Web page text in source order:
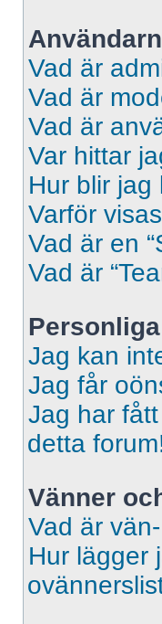
Vad är
Vad är
Vad är
Var hittar
Hur blir
Varför
Vad är en
Vad är
Jag kan
Jag får
Jag har
detta
Vänner
Vad är
Hur lägger